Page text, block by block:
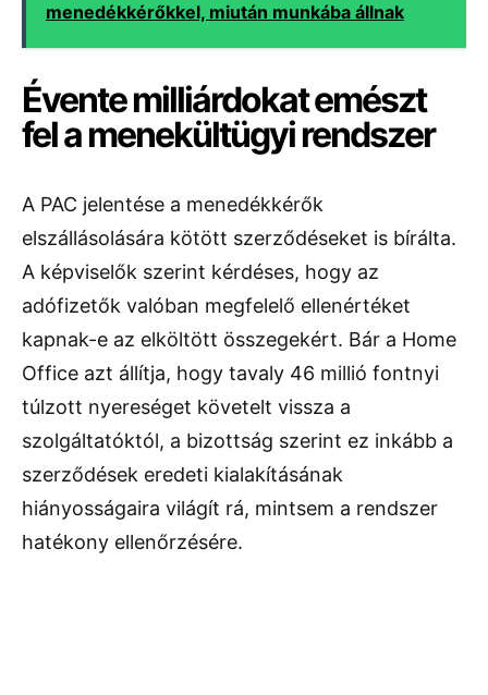
menedékkérőkkel, miután munkába állnak
Évente milliárdokat emészt
fel a menekültügyi rendszer
A PAC jelentése a menedékkérők
elszállásolására kötött szerződéseket is bírálta.
A képviselők szerint kérdéses, hogy az
adófizetők valóban megfelelő ellenértéket
kapnak-e az elköltött összegekért. Bár a Home
Office azt állítja, hogy tavaly 46 millió fontnyi
túlzott nyereséget követelt vissza a
szolgáltatóktól, a bizottság szerint ez inkább a
szerződések eredeti kialakításának
hiányosságaira világít rá, mintsem a rendszer
hatékony ellenőrzésére.